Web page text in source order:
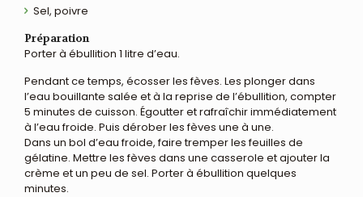
Sel, poivre
Préparation
Porter à ébullition 1 litre d’eau.
Pendant ce temps, écosser les fèves. Les plonger dans
l’eau bouillante salée et à la reprise de l’ébullition, compter
5 minutes de cuisson. Égoutter et rafraîchir immédiatement
à l’eau froide. Puis dérober les fèves une à une.
Dans un bol d’eau froide, faire tremper les feuilles de
gélatine. Mettre les fèves dans une casserole et ajouter la
crème et un peu de sel. Porter à ébullition quelques
minutes.